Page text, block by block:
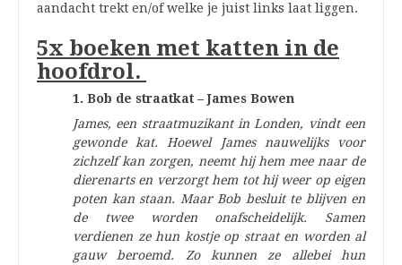
aandacht trekt en/of welke je juist links laat liggen.
5x boeken met katten in de
hoofdrol.
1. Bob de straatkat – James Bowen
James, een straatmuzikant in Londen, vindt een
gewonde kat. Hoewel James nauwelijks voor
zichzelf kan zorgen, neemt hij hem mee naar de
dierenarts en verzorgt hem tot hij weer op eigen
poten kan staan. Maar Bob besluit te blijven en
de twee worden onafscheidelijk. Samen
verdienen ze hun kostje op straat en worden al
gauw beroemd. Zo kunnen ze allebei hun